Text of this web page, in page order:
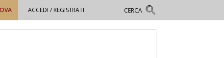
ACCEDI / REGISTRATI